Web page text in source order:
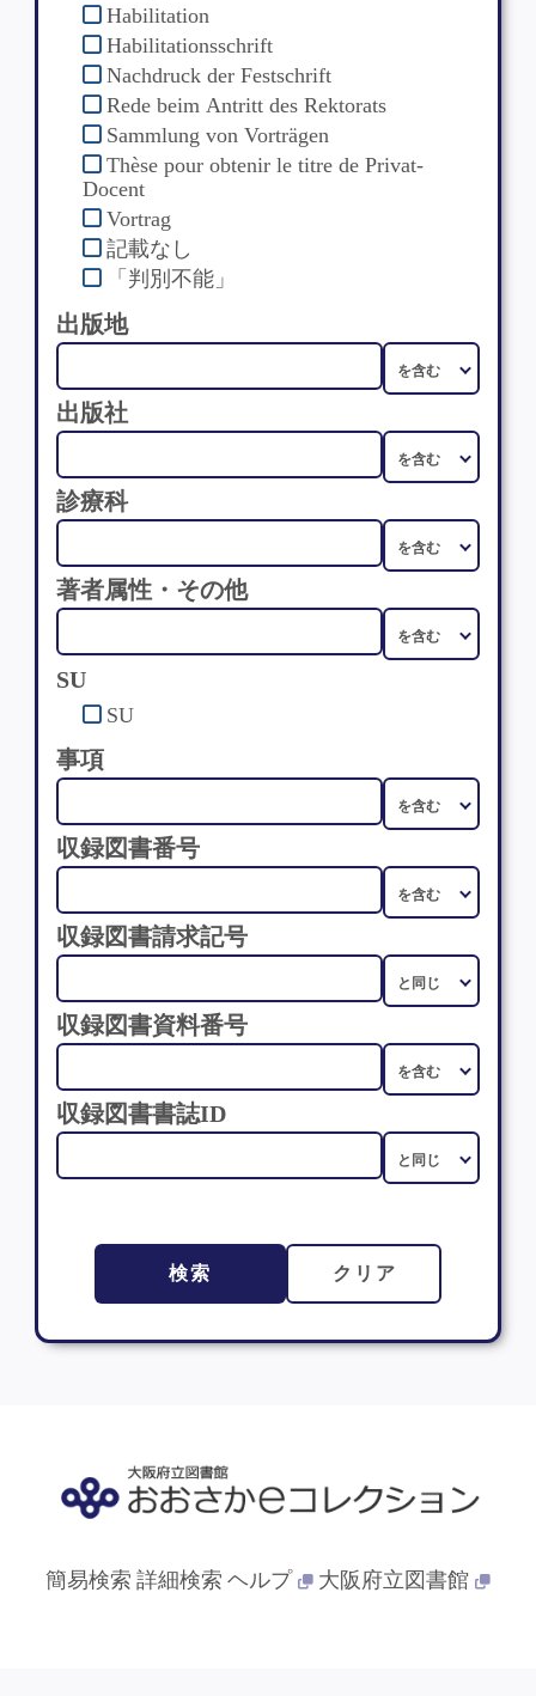
Habilitation
Habilitationsschrift
Nachdruck der Festschrift
Rede beim Antritt des Rektorats
Sammlung von Vorträgen
Thèse pour obtenir le titre de Privat-
Docent
Vortrag
記載なし
「判別不能」
出版地
出版社
診療科
著者属性・その他
SU
SU
事項
収録図書番号
収録図書請求記号
収録図書資料番号
収録図書書誌ID
検索 クリア
簡易検索 詳細検索 ヘルプ 大阪府立図書館